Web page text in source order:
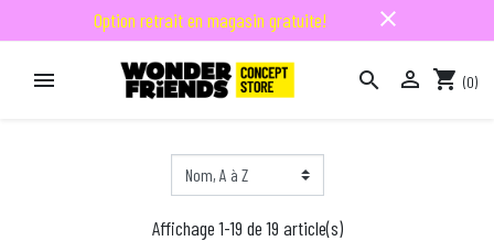
Option retrait en magasin gratuite! close
   shopping_cart (0)
Affichage 1-19 de 19 article(s)